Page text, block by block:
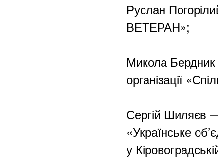
Руслан
ВЕТЕРАН»;
Микола Бердник
організації
Сергій Шиляєв
«Українське
у